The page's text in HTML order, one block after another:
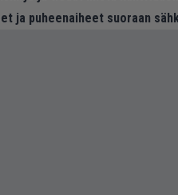
ja puheenaiheet suoraan